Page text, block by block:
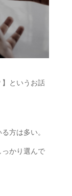
というお話
方は多い。
かり選んで